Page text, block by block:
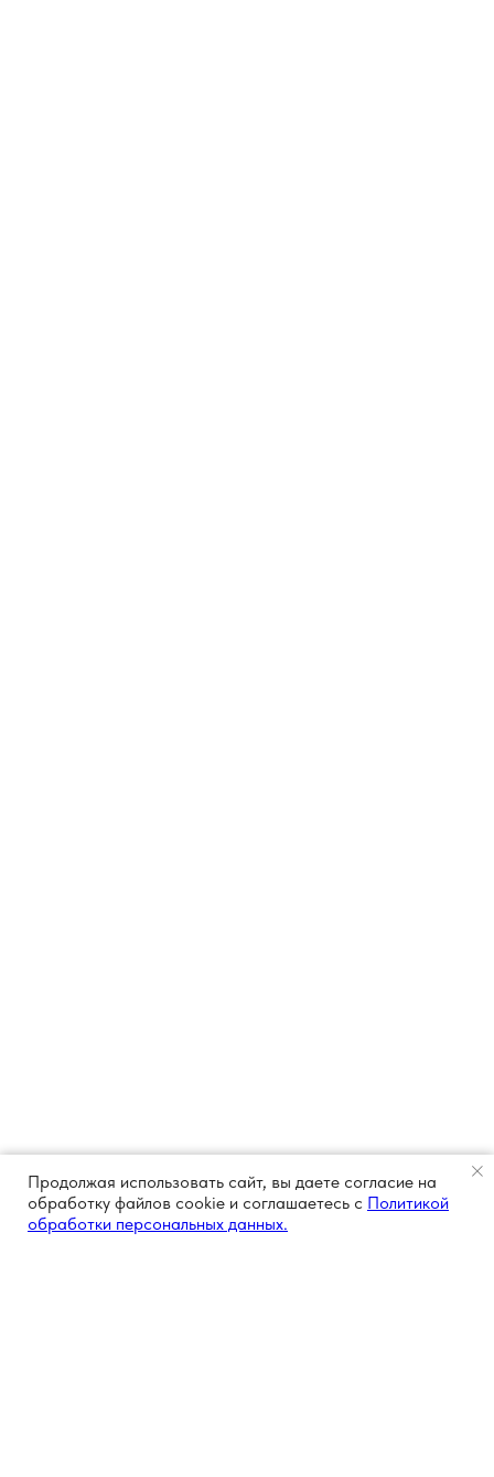
Продолжая использовать сайт, вы даете согласие на
обработку файлов cookie и соглашаетесь с Политикой
обработки персональных данных.